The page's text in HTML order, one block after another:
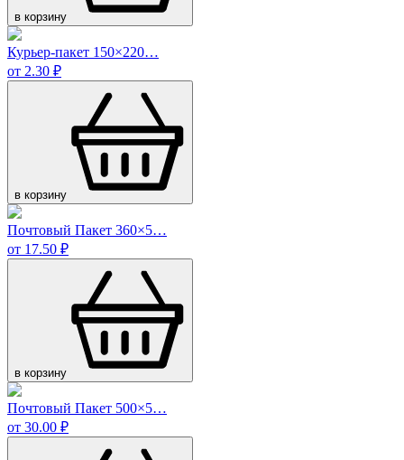
в корзину
Курьер-пакет 150×220…
от 2.30 ₽
в корзину
Почтовый Пакет 360×5…
от 17.50 ₽
в корзину
Почтовый Пакет 500×5…
от 30.00 ₽